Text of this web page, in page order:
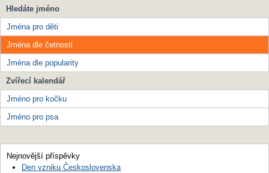
Hledáte jméno
Jména pro děti
Jména dle četnosti
Jména dle popularity
Zvířecí kalendář
Jméno pro kočku
Jméno pro psa
Nejnovější příspěvky
Den vzniku Československa